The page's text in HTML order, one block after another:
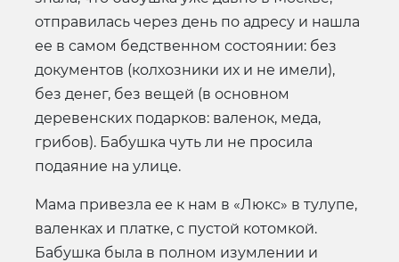
отправилась через день по адресу и нашла
ее в самом бедственном состоянии: без
документов (колхозники их и не имели),
без денег, без вещей (в основном
деревенских подарков: валенок, меда,
грибов). Бабушка чуть ли не просила
подаяние на улице.
Мама привезла ее к нам в «Люкс» в тулупе,
валенках и платке, с пустой котомкой.
Бабушка была в полном изумлении и